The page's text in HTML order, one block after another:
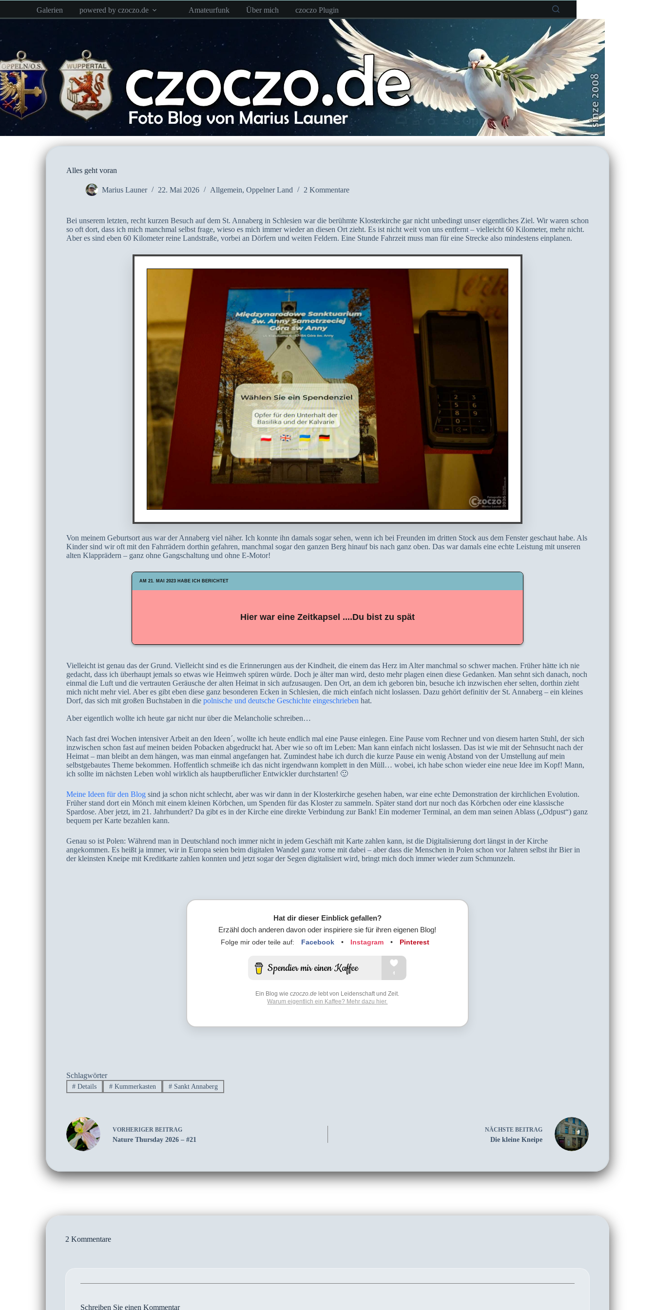
springen
Galerien powered by czoczo.de Amateurfunk Über mich czoczo Plugin
Alles geht voran
Marius Launer 22. Mai 2026 Allgemein, Oppelner Land 2 Kommentare
Bei unserem letzten, recht kurzen Besuch auf dem St. Annaberg in Schlesien war die berühmte Klosterkirche gar nicht unbedingt unser eigentliches Ziel. Wir waren schon
so oft dort, dass ich mich manchmal selbst frage, wieso es mich immer wieder an diesen Ort zieht. Es ist nicht weit von uns entfernt – vielleicht 60 Kilometer, mehr nicht.
Aber es sind eben 60 Kilometer reine Landstraße, vorbei an Dörfern und weiten Feldern. Eine Stunde Fahrzeit muss man für eine Strecke also mindestens einplanen.
Von meinem Geburtsort aus war der Annaberg viel näher. Ich konnte ihn damals sogar sehen, wenn ich bei Freunden im dritten Stock aus dem Fenster geschaut habe. Als
Kinder sind wir oft mit den Fahrrädern dorthin gefahren, manchmal sogar den ganzen Berg hinauf bis nach ganz oben. Das war damals eine echte Leistung mit unseren
alten Klapprädern – ganz ohne Gangschaltung und ohne E-Motor!
AM 21. MAI 2023 HABE ICH BERICHTET
Hier war eine Zeitkapsel ....Du bist zu spät
Vielleicht ist genau das der Grund. Vielleicht sind es die Erinnerungen aus der Kindheit, die einem das Herz im Alter manchmal so schwer machen. Früher hätte ich nie
gedacht, dass ich überhaupt jemals so etwas wie Heimweh spüren würde. Doch je älter man wird, desto mehr plagen einen diese Gedanken. Man sehnt sich danach, noch
einmal die Luft und die vertrauten Geräusche der alten Heimat in sich aufzusaugen. Den Ort, an dem ich geboren bin, besuche ich inzwischen eher selten, dorthin zieht
mich nicht mehr viel. Aber es gibt eben diese ganz besonderen Ecken in Schlesien, die mich einfach nicht loslassen. Dazu gehört definitiv der St. Annaberg – ein kleines
Dorf, das sich mit großen Buchstaben in die polnische und deutsche Geschichte eingeschrieben hat.
Aber eigentlich wollte ich heute gar nicht nur über die Melancholie schreiben…
Nach fast drei Wochen intensiver Arbeit an den Ideen´, wollte ich heute endlich mal eine Pause einlegen. Eine Pause vom Rechner und von diesem harten Stuhl, der sich
inzwischen schon fast auf meinen beiden Pobacken abgedruckt hat. Aber wie so oft im Leben: Man kann einfach nicht loslassen. Das ist wie mit der Sehnsucht nach der
Heimat – man bleibt an dem hängen, was man einmal angefangen hat. Zumindest habe ich durch die kurze Pause ein wenig Abstand von der Umstellung auf mein
selbstgebautes Theme bekommen. Hoffentlich schmeiße ich das nicht irgendwann komplett in den Müll… wobei, ich habe schon wieder eine neue Idee im Kopf! Mann,
ich sollte im nächsten Leben wohl wirklich als hauptberuflicher Entwickler durchstarten! 🙂
Meine Ideen für den Blogsind ja schon nicht schlecht, aber was wir dann in der Klosterkirche gesehen haben, war eine echte Demonstration der kirchlichen Evolution.
Früher stand dort ein Mönch mit einem kleinen Körbchen, um Spenden für das Kloster zu sammeln. Später stand dort nur noch das Körbchen oder eine klassische
Spardose. Aber jetzt, im 21. Jahrhundert? Da gibt es in der Kirche eine direkte Verbindung zur Bank! Ein moderner Terminal, an dem man seinen Ablass („Odpust“) ganz
bequem per Karte bezahlen kann.
Genau so ist Polen: Während man in Deutschland noch immer nicht in jedem Geschäft mit Karte zahlen kann, ist die Digitalisierung dort längst in der Kirche
angekommen. Es heißt ja immer, wir in Europa seien beim digitalen Wandel ganz vorne mit dabei – aber dass die Menschen in Polen schon vor Jahren selbst ihr Bier in
der kleinsten Kneipe mit Kreditkarte zahlen konnten und jetzt sogar der Segen digitalisiert wird, bringt mich doch immer wieder zum Schmunzeln.
Hat dir dieser Einblick gefallen?
Erzähl doch anderen davon oder inspiriere sie für ihren eigenen Blog!
Folge mir oder teile auf: Facebook • Instagram • Pinterest
Ein Blog wieczoczo.de lebt von Leidenschaft und Zeit.
Warum eigentlich ein Kaffee? Mehr dazu hier.
Schlagwörter
# Details # Kummerkasten # Sankt Annaberg
VORHERIGER BEITRAG
Nature Thursday 2026 – #21
NÄCHSTEBEITRAG
Die kleine Kneipe
2 Kommentare
Schreiben Sie einen Kommentar